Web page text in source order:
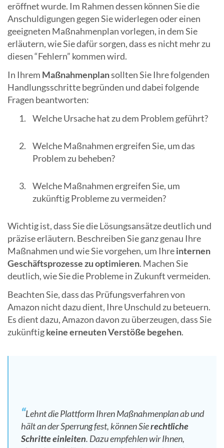
eröffnet wurde. Im Rahmen dessen können Sie die
Anschuldigungen gegen Sie widerlegen oder einen
geeigneten Maßnahmenplan vorlegen, in dem Sie
erläutern, wie Sie dafür sorgen, dass es nicht mehr zu
diesen “Fehlern” kommen wird.
In Ihrem Maßnahmenplansollten Sie Ihre folgenden
Handlungsschritte begründen und dabei folgende
Fragen beantworten:
Welche Ursache hat zu dem Problem geführt?
Welche Maßnahmen ergreifen Sie, um das
Problem zu beheben?
Welche Maßnahmen ergreifen Sie, um
zukünftig Probleme zu vermeiden?
Wichtig ist, dass Sie die Lösungsansätze deutlich und
präzise erläutern. Beschreiben Sie ganz genau Ihre
Maßnahmen und wie Sie vorgehen, um Ihreinternen
Geschäftsprozesse zu optimieren. Machen Sie
deutlich, wie Sie die Probleme in Zukunft vermeiden.
Beachten Sie, dass das Prüfungsverfahren von
Amazon nicht dazu dient, Ihre Unschuld zu beteuern.
Es dient dazu, Amazon davon zu überzeugen, dass Sie
zukünftigkeine erneuten Verstöße begehen.
Lehnt die Plattform Ihren Maßnahmenplan ab und
hält an der Sperrung fest, können Sierechtliche
Schritte einleiten. Dazu empfehlen wir Ihnen,